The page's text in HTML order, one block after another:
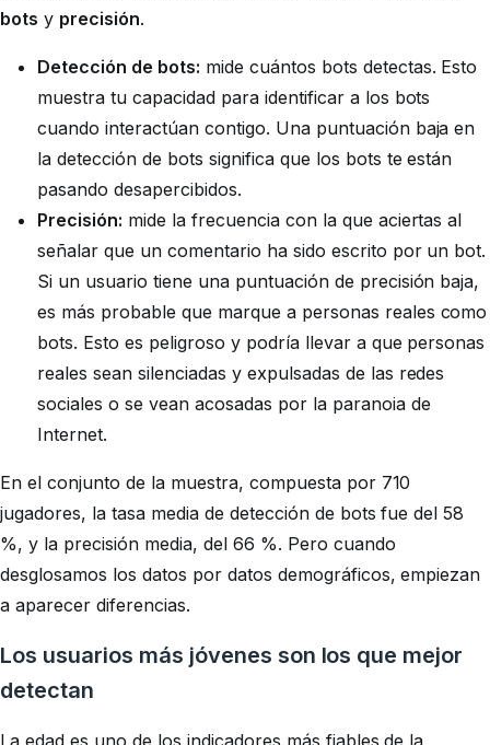
bots y precisión.
Detección de bots: mide cuántos bots detectas. Esto
muestra tu capacidad para identificar a los bots
cuando interactúan contigo. Una puntuación baja en
la detección de bots significa que los bots te están
pasando desapercibidos.
Precisión: mide la frecuencia con la que aciertas al
señalar que un comentario ha sido escrito por un bot.
Si un usuario tiene una puntuación de precisión baja,
es más probable que marque a personas reales como
bots. Esto es peligroso y podría llevar a que personas
reales sean silenciadas y expulsadas de las redes
sociales o se vean acosadas por la paranoia de
Internet.
En el conjunto de la muestra, compuesta por 710
jugadores, la tasa media de detección de bots fue del 58
%, y la precisión media, del 66 %. Pero cuando
desglosamos los datos por datos demográficos, empiezan
a aparecer diferencias.
Los usuarios más jóvenes son los que mejor
detectan